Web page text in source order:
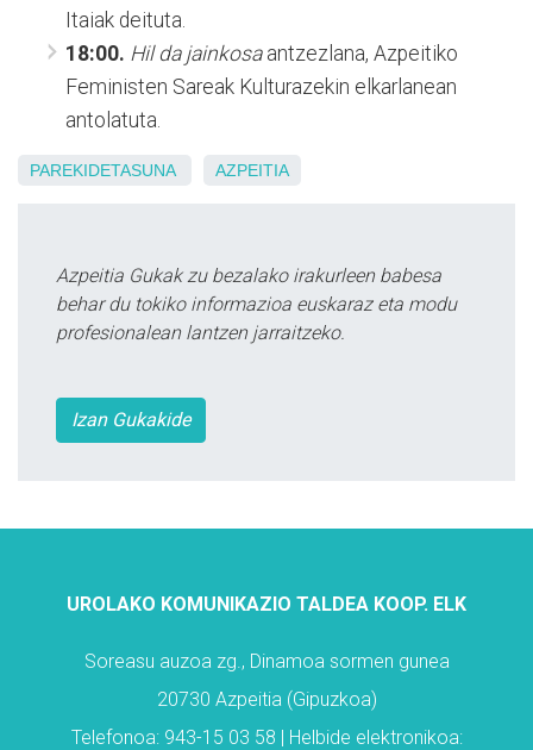
Itaiak deituta.
18:00. Hil da jainkosaantzezlana, Azpeitiko
Feministen Sareak Kulturazekin elkarlanean
antolatuta.
PAREKIDETASUNA AZPEITIA
Azpeitia Gukak zu bezalako irakurleen babesa
behar du tokiko informazioa euskaraz eta modu
profesionalean lantzen jarraitzeko.
Izan Gukakide
UROLAKO KOMUNIKAZIO TALDEA KOOP. ELK
Soreasu auzoa zg., Dinamoa sormen gunea
20730 Azpeitia (Gipuzkoa)
Telefonoa: 943-15 03 58 | Helbide elektronikoa: